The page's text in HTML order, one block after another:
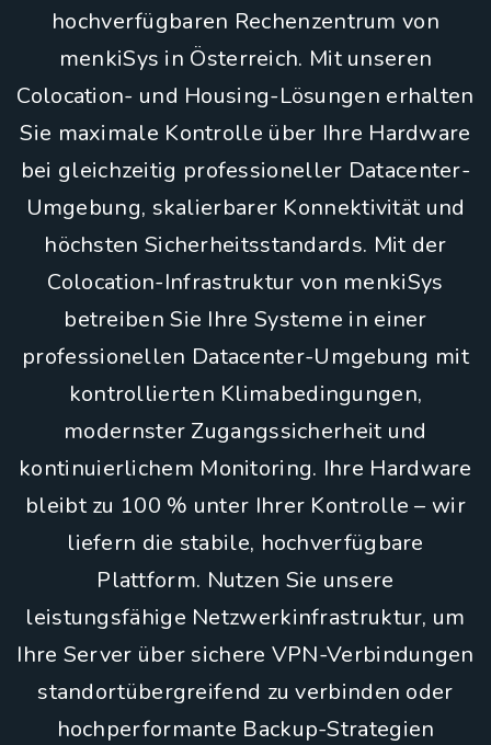
hochverfügbaren Rechenzentrum von
menkiSys in Österreich. Mit unseren
Colocation- und Housing-Lösungen erhalten
Sie maximale Kontrolle über Ihre Hardware
bei gleichzeitig professioneller Datacenter-
Umgebung, skalierbarer Konnektivität und
höchsten Sicherheitsstandards. Mit der
Colocation-Infrastruktur von menkiSys
betreiben Sie Ihre Systeme in einer
professionellen Datacenter-Umgebung mit
kontrollierten Klimabedingungen,
modernster Zugangssicherheit und
kontinuierlichem Monitoring. Ihre Hardware
bleibt zu 100 % unter Ihrer Kontrolle – wir
liefern die stabile, hochverfügbare
Plattform. Nutzen Sie unsere
leistungsfähige Netzwerkinfrastruktur, um
Ihre Server über sichere VPN-Verbindungen
standortübergreifend zu verbinden oder
hochperformante Backup-Strategien